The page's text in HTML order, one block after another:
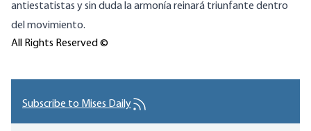
antiestatistas y sin duda la armonía reinará triunfante dentro
del movimiento.
All Rights Reserved ©
Subscribe to Mises Daily